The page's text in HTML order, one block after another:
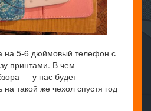
на 5-6 дюймовый телефон с
принтами. В чем
— у нас будет
на такой же чехол спустя год